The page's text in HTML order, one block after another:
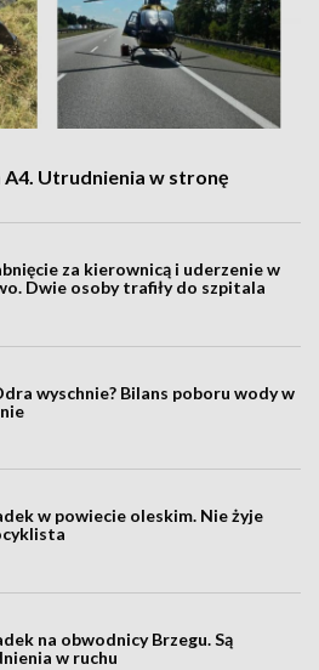
A4. Utrudnienia w stronę
za kierownicą i uderzenie w
Dwie osoby trafiły do szpitala
wyschnie? Bilans poboru wody w
w powiecie oleskim. Nie żyje
na obwodnicy Brzegu. Są
w ruchu